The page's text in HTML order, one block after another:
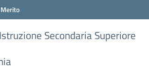
Secondaria Superiore